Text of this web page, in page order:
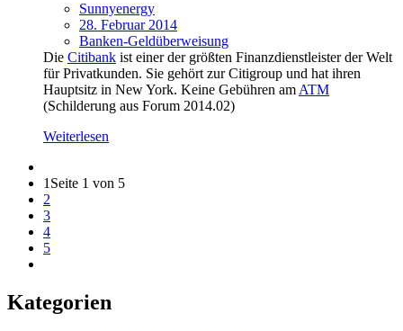
Sunnyenergy
28. Februar 2014
Banken-Geldüberweisung
Die Citibank ist einer der größten Finanzdienstleister der Welt
für Privatkunden. Sie gehört zur Citigroup und hat ihren
Hauptsitz in New York. Keine Gebühren am ATM
(Schilderung aus Forum 2014.02)
Weiterlesen
1 Seite 1 von 5
2
3
4
5
Kategorien